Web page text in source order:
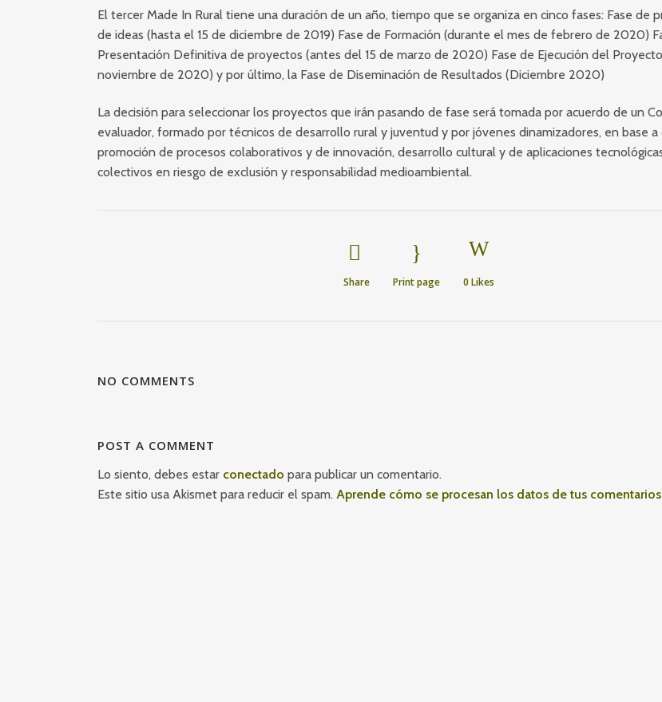
El tercer Made In Rural tiene una duración de un año, tiempo que se organiza en cinco fases: Fase de
de ideas (hasta el 15 de diciembre de 2019) Fase de Formación (durante el mes de febrero de 2020)
Presentación Definitiva de proyectos (antes del 15 de marzo de 2020) Fase de Ejecución del
noviembre de 2020) y por último, la Fase de Diseminación de Resultados (Diciembre 2020)
La decisión para seleccionar los proyectos que irán pasando de fase será tomada por acuerdo de un
evaluador, formado por técnicos de desarrollo rural y juventud y por jóvenes dinamizadores, en base a
promoción de procesos colaborativos y de innovación, desarrollo cultural y de aplicaciones
colectivos en riesgo de exclusión y responsabilidad medioambiental.
Share Print page 0 Likes
NO COMMENTS
POST A COMMENT
Lo siento, debes estar conectado para publicar un comentario.
Este sitio usa Akismet para reducir el spam. Aprende cómo se procesan los datos de tus